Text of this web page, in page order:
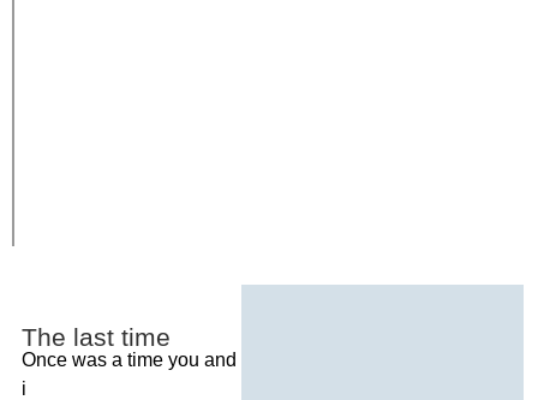
The last time
Once was a time you and
i